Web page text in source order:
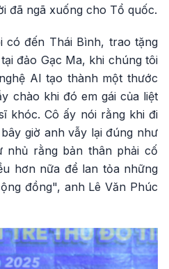
đã ngã xuống cho Tổ quốc.
có đến Thái Bình, trao tặng
đảo Gạc Ma, khi chúng tôi
AI tạo thành một thước
chào khi đó em gái của liệt
khóc. Cô ấy nói rằng khi đi
giờ anh vẫy lại đúng như
nhủ rằng bản thân phải cố
hơn nữa để lan tỏa những
đồng", anh Lê Văn Phúc